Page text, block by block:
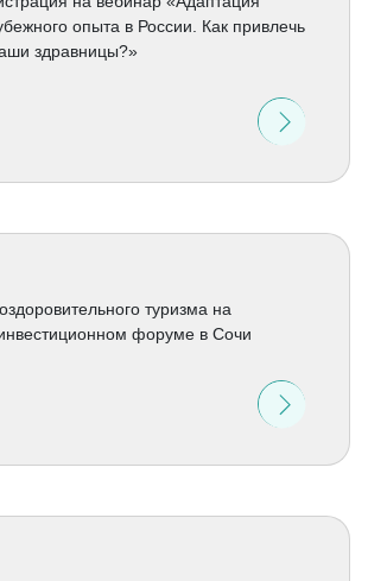
опыта в России. Как привлечь
здравницы?»
туризма на
форуме в Сочи